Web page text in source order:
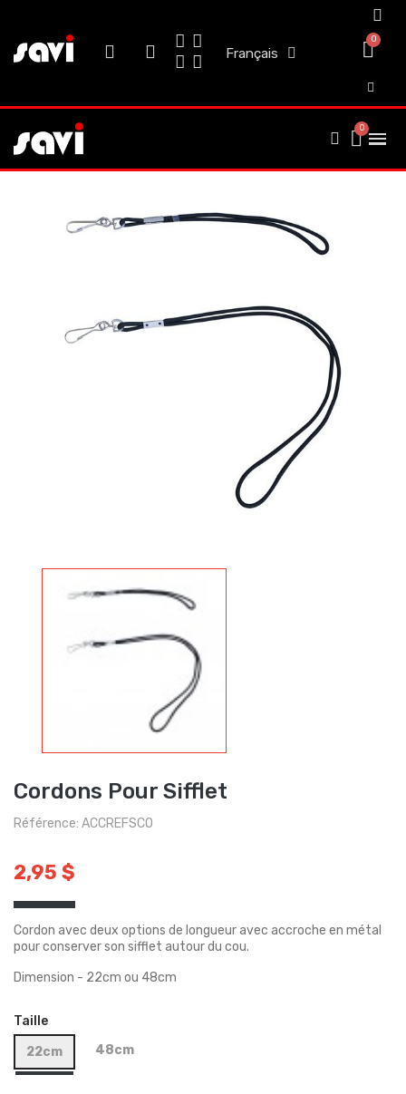
Français
Cordons Pour Sifflet
Référence: ACCREFSCO
2,95 $
Cordon avec deux options de longueur avec accroche en métal
pour conserver son sifflet autour du cou.
Dimension - 22cm ou 48cm
Taille
22cm
48cm